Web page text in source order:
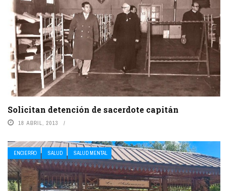
Solicitan detención de sacerdote capitán
18 ABRIL, 2013
ENCIERRO SALUD SALUD MENTAL